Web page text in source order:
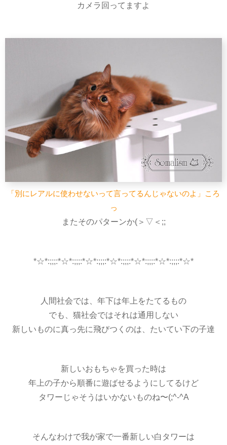
カメラ回ってますよ
「別にレアルに使わせないって言ってるんじゃないのよ」ころ
っ
またそのパターンか(＞▽＜;;
*☆*:;;;:*☆*:;;;:*☆*:;;;:*☆*:;;;:*☆*:;;;:*☆*:;;;:*☆*
人間社会では、年下は年上をたてるもの
でも、猫社会ではそれは通用しない
新しいものに真っ先に飛びつくのは、たいてい下の子達
新しいおもちゃを買った時は
年上の子から順番に遊ばせるようにしてるけど
タワーじゃそうはいかないものね〜(;^-^A
そんなわけで我が家で一番新しい白タワーは